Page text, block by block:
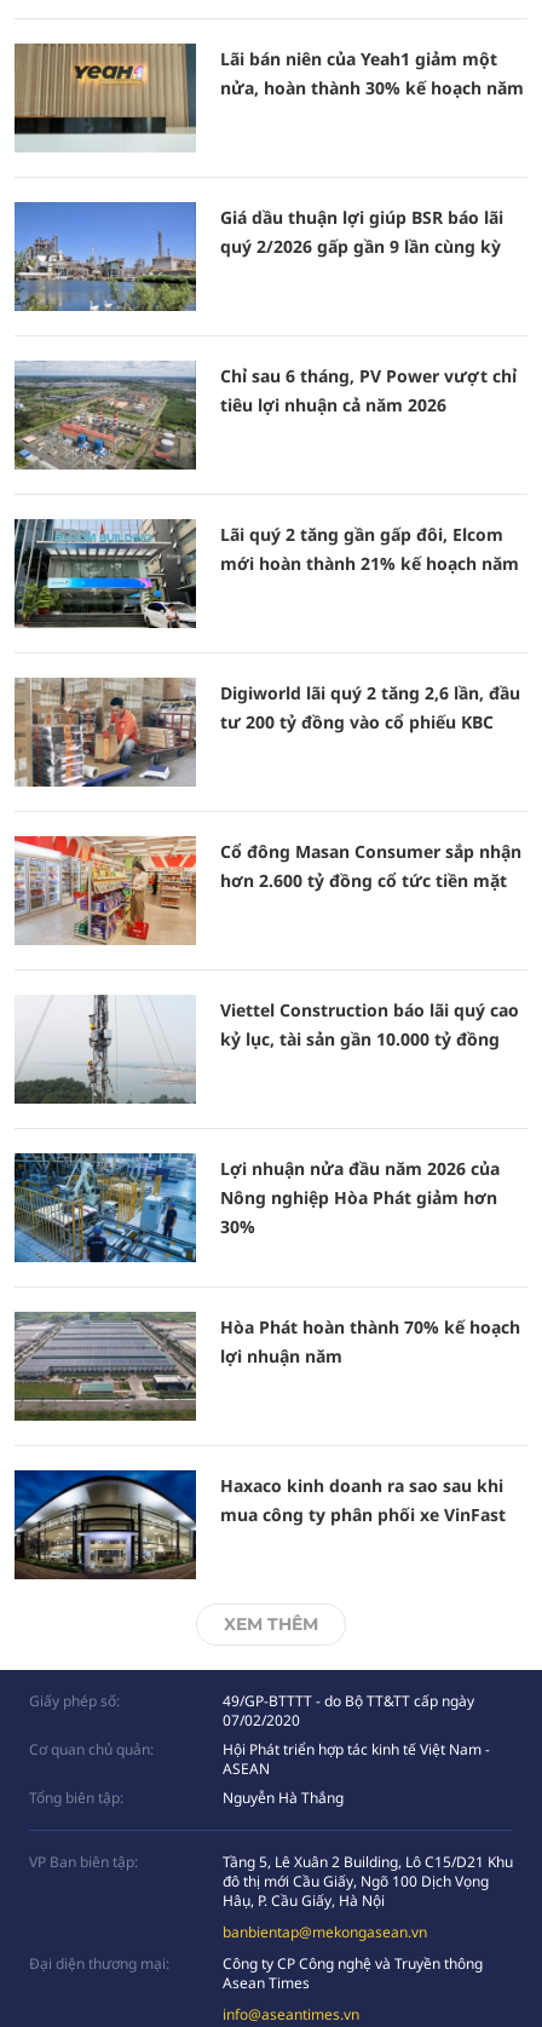
Lãi bán niên của Yeah1 giảm một
nửa, hoàn thành 30% kế hoạch năm
Giá dầu thuận lợi giúp BSR báo lãi
quý 2/2026 gấp gần 9 lần cùng kỳ
Chỉ sau 6 tháng, PV Power vượt chỉ
tiêu lợi nhuận cả năm 2026
Lãi quý 2 tăng gần gấp đôi, Elcom
mới hoàn thành 21% kế hoạch năm
Digiworld lãi quý 2 tăng 2,6 lần, đầu
tư 200 tỷ đồng vào cổ phiếu KBC
Cổ đông Masan Consumer sắp nhận
hơn 2.600 tỷ đồng cổ tức tiền mặt
Viettel Construction báo lãi quý cao
kỷ lục, tài sản gần 10.000 tỷ đồng
Lợi nhuận nửa đầu năm 2026 của
Nông nghiệp Hòa Phát giảm hơn
30%
Hòa Phát hoàn thành 70% kế hoạch
lợi nhuận năm
Haxaco kinh doanh ra sao sau khi
mua công ty phân phối xe VinFast
XEM THÊM
Giấy phép số:
49/GP-BTTTT - do Bộ TT&TT cấp ngày
07/02/2020
Cơ quan chủ quản:
Hội Phát triển hợp tác kinh tế Việt Nam -
ASEAN
Tổng biên tập:
Nguyễn Hà Thắng
VP Ban biên tập:
Tầng 5, Lê Xuân 2 Building, Lô C15/D21 Khu
đô thị mới Cầu Giấy, Ngõ 100 Dịch Vọng
Hâụ, P. Cầu Giấy, Hà Nội
banbientap@mekongasean.vn
Đại diện thương mại:
Công ty CP Công nghệ và Truyền thông
Asean Times
info@aseantimes.vn